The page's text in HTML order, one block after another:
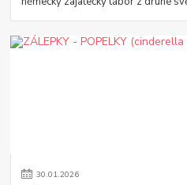
30.01.2026